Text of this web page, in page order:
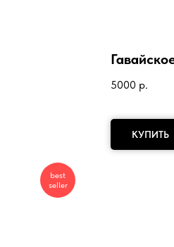
5000 р.
КУПИТЬ
best
seller